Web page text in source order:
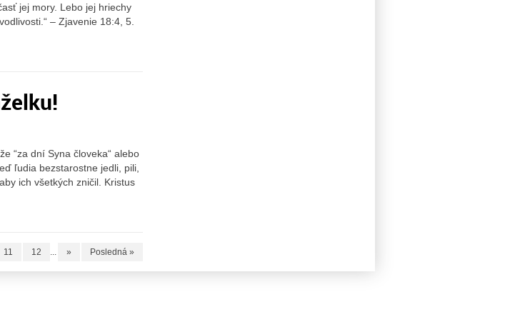
jej mory. Lebo jej hriechy
– Zjavenie 18:4, 5.
“za dní Syna človeka“ alebo
ľudia bezstarostne jedli, pili,
ich všetkých zničil. Kristus
11 12 ... » Posledná »